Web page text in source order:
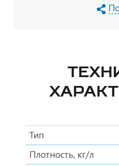
Тип
Плотность, кг/л